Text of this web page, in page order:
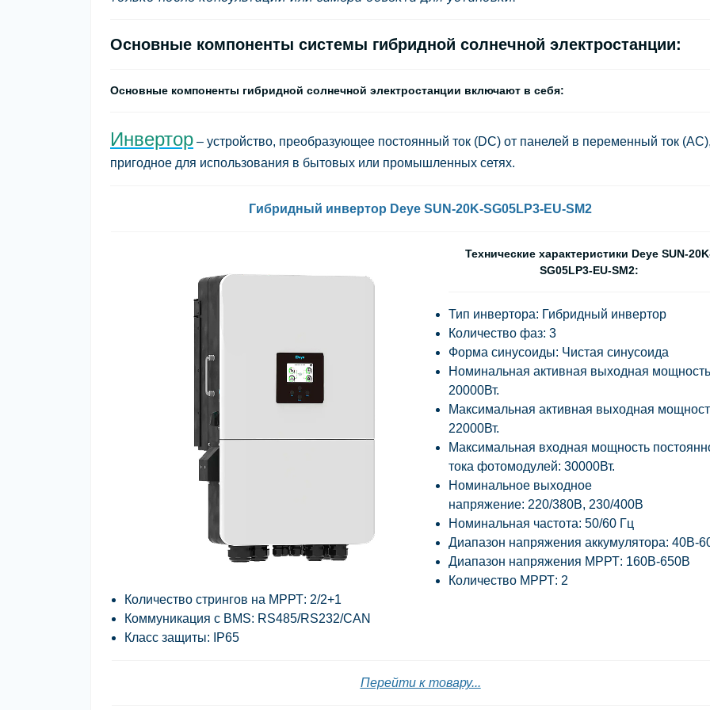
Основные компоненты системы гибридной солнечной электростанции:
Основные компоненты гибридной солнечной электростанции включают в себя:
Инвертор – устройство, преобразующее постоянный ток (DC) от панелей в переменный ток
пригодное для использования в бытовых или промышленных сетях.
Гибридный инвертор Deye SUN-20K-SG05LP3-EU-SM2
Технические характеристики Deye SUN-
SG05LP3-EU-SM2:
Тип инвертора: Гибридный инвертор
Количество фаз: 3
Форма синусоиды: Чистая синусоида
Номинальная активная выходная
20000Вт.
Максимальная активная выходная
22000Вт.
Максимальная входная мощность
тока фотомодулей: 30000Вт.
Номинальное выходное
напряжение: 220/380В, 230/400В
Номинальная частота: 50/60 Гц
Диапазон напряжения аккумулятора: 40В-
Диапазон напряжения МРРТ: 160В-650В
Количество МРРТ: 2
Количество стрингов на МРРТ: 2/2+1
Коммуникация с BMS: RS485/RS232/CAN
Класс защиты: IP65
Перейти к товару...